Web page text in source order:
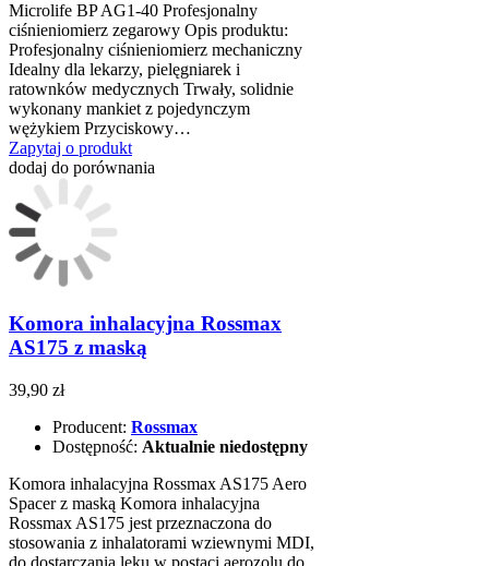
Microlife BP AG1-40 Profesjonalny
ciśnieniomierz zegarowy Opis produktu:
Profesjonalny ciśnieniomierz mechaniczny
Idealny dla lekarzy, pielęgniarek i
ratownków medycznych Trwały, solidnie
wykonany mankiet z pojedynczym
wężykiem Przyciskowy…
Zapytaj o produkt
dodaj do porównania
Komora inhalacyjna Rossmax
AS175 z maską
39,90 zł
Producent: Rossmax
Dostępność: Aktualnie niedostępny
Komora inhalacyjna Rossmax AS175 Aero
Spacer z maską Komora inhalacyjna
Rossmax AS175 jest przeznaczona do
stosowania z inhalatorami wziewnymi MDI,
do dostarczania leku w postaci aerozolu do